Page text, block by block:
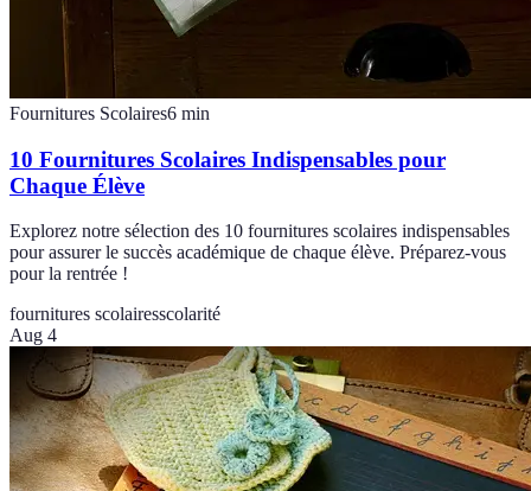
Fournitures Scolaires6 min
10 Fournitures Scolaires Indispensables pour
Chaque Élève
Explorez notre sélection des 10 fournitures scolaires indispensables
pour assurer le succès académique de chaque élève. Préparez-vous
pour la rentrée !
fournitures scolairesscolarité
Aug 4